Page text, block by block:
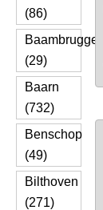
(86)
Baambrugge
(29)
Baarn
(732)
Benschop
(49)
Bilthoven
(271)